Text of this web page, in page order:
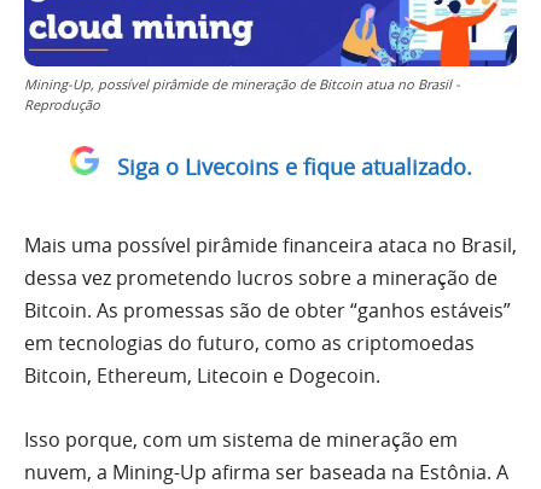
Mining-Up, possível pirâmide de mineração de Bitcoin atua no Brasil -
Reprodução
Siga o Livecoins e fique atualizado.
Mais uma possível pirâmide financeira ataca no Brasil,
dessa vez prometendo lucros sobre a mineração de
Bitcoin. As promessas são de obter “ganhos estáveis”
em tecnologias do futuro, como as criptomoedas
Bitcoin, Ethereum, Litecoin e Dogecoin.
Isso porque, com um sistema de mineração em
nuvem, a Mining-Up afirma ser baseada na Estônia. A